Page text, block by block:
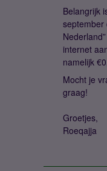
Belangrijk
september
internet
namelijk
Mocht je
graag!
Groetjes,
Roeqajja